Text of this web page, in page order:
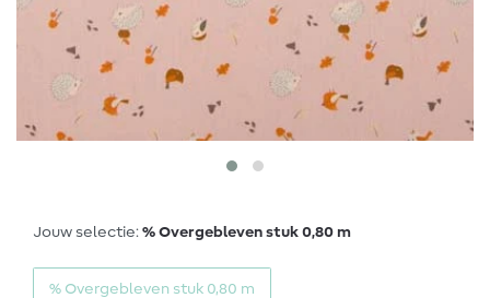
Jouw selectie: % Overgebleven stuk 0,80 m
% Overgebleven stuk 0,80 m